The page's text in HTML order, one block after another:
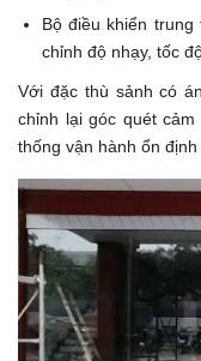
Bộ điều khiển trung
chỉnh độ nhạy, tốc
Với đặc thù sảnh có
chỉnh lại góc quét
thống vận hành ổn định